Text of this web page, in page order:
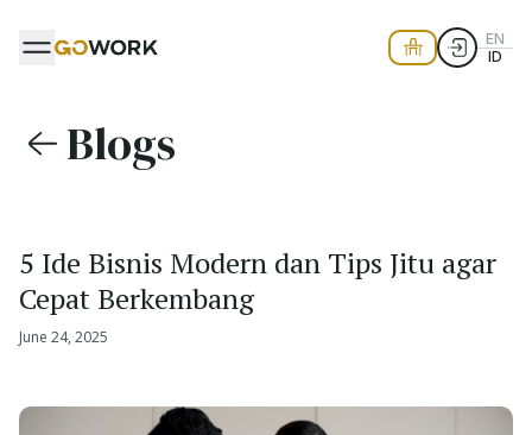
EN
ID
Blogs
5 Ide Bisnis Modern dan Tips Jitu agar
Cepat Berkembang
June 24, 2025